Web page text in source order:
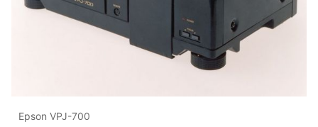
Epson VPJ-700